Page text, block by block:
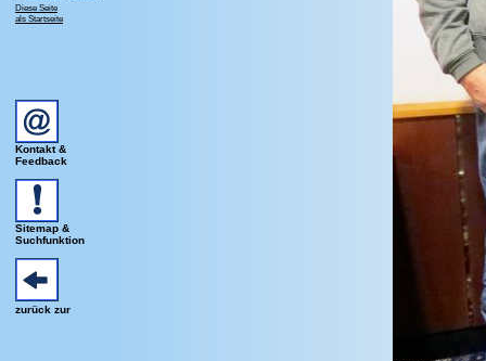
Diese Seite
als Startseite
Kontakt &
Feedback
Sitemap &
Suchfunktion
zurück zur